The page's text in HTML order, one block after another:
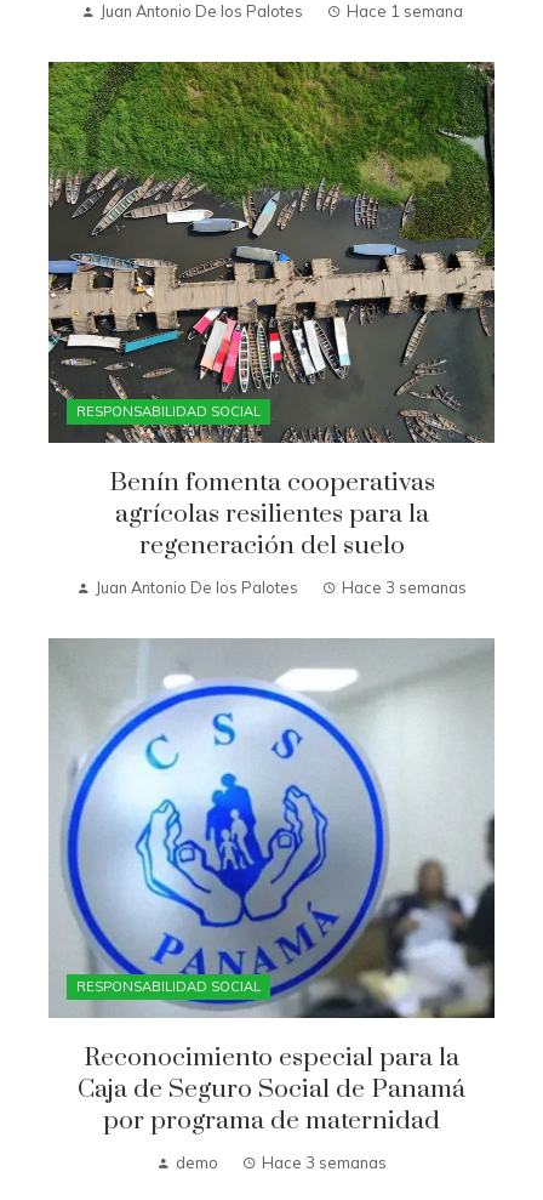
Juan Antonio De los Palotes Hace 1 semana
RESPONSABILIDAD SOCIAL
Benín fomenta cooperativas
agrícolas resilientes para la
regeneración del suelo
Juan Antonio De los Palotes Hace 3 semanas
RESPONSABILIDAD SOCIAL
Reconocimiento especial para la
Caja de Seguro Social de Panamá
por programa de maternidad
demo Hace 3 semanas